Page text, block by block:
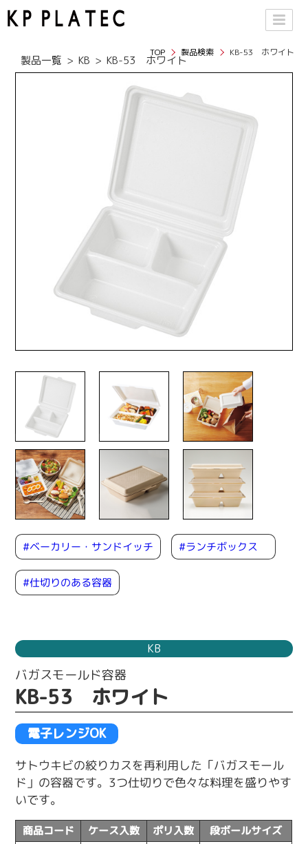
TOP 製品検索 KB-53 ホワイト
製品一覧 KB KB-53 ホワイト
#ベーカリー・サンドイッチ #ランチボックス
#仕切りのある容器
KB
バガスモールド容器
KB-53 ホワイト
電子レンジOK
サトウキビの絞りカスを再利用した「バガスモール
ド」の容器です。3つ仕切りで色々な料理を盛りやす
いです。
商品コード ケース入数 ポリ入数 段ボールサイズ